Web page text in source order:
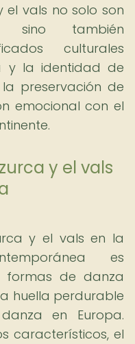
el vals no solo son
sino también
culturales
y la identidad de
preservación de
emocional con el
y el vals
y el vals en la
es
formas de danza
huella perdurable
en Europa.
característicos, el